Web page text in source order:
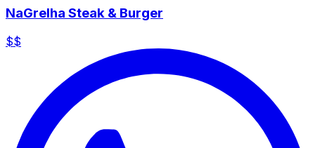
NaGrelha Steak & Burger
$$